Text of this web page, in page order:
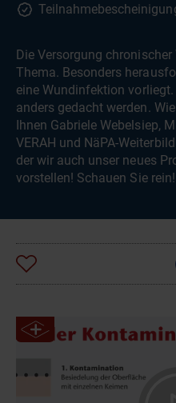
Die Versorgung
Thema. Besonders
eine Wundinfektion
anders gedacht werden.
Ihnen Gabriele Webelsiep,
VERAH und NäPA-
der wir auch unser neues
vorstellen! Schauen Sie rein!